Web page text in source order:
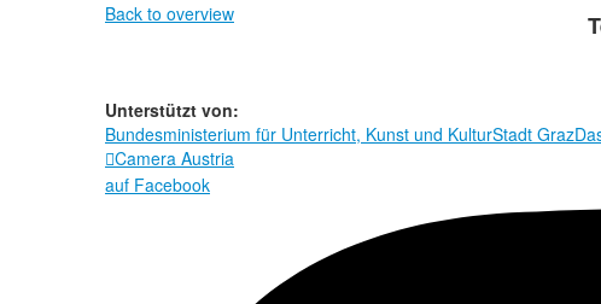
Back to overview
Unterstützt von:
Bundesministerium für Unterricht, Kunst und KulturStadt Graz
Camera Austria
auf Facebook